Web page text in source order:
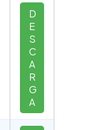
D
E
S
C
A
R
G
A